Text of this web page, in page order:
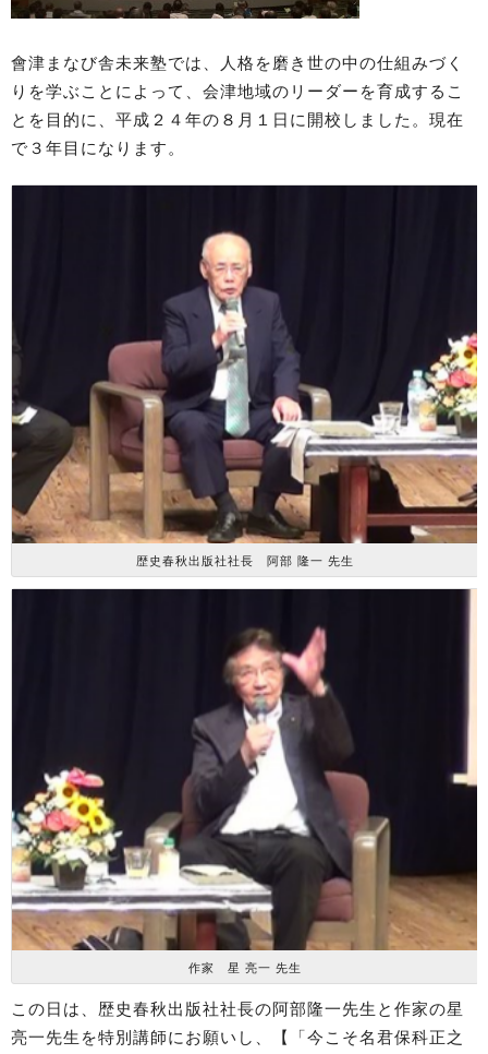
會津まなび舎未来塾では、人格を磨き世の中の仕組みづく
りを学ぶことによって、会津地域のリーダーを育成するこ
とを目的に、平成２４年の８月１日に開校しました。現在
で３年目になります。
歴史春秋出版社社長 阿部 隆一 先生
作家 星 亮一 先生
この日は、歴史春秋出版社社長の阿部隆一先生と作家の星
亮一先生を特別講師にお願いし、【「今こそ名君保科正之